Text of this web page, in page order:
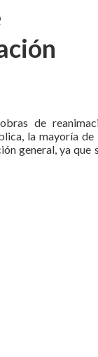
de
la mayoría de
general, ya que